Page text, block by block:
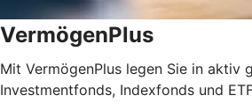
VermögenPlus
Mit VermögenPlus legen Sie in aktiv
Investmentfonds, Indexfonds und